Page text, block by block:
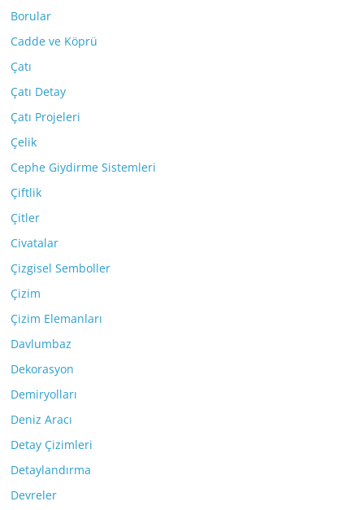
Borular
Cadde ve Köprü
Çatı
Çatı Detay
Çatı Projeleri
Çelik
Cephe Giydirme Sistemleri
Çiftlik
Çitler
Civatalar
Çizgisel Semboller
Çizim
Çizim Elemanları
Davlumbaz
Dekorasyon
Demiryolları
Deniz Aracı
Detay Çizimleri
Detaylandırma
Devreler